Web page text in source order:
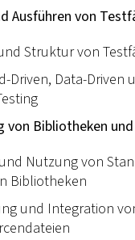
Ausführen von
Struktur von
Driven, Data-Driven
von Bibliotheken
Nutzung von
Bibliotheken
und Integration